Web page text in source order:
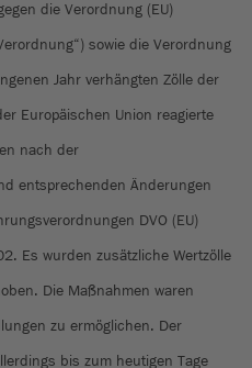
die Verordnung (EU)
sowie die Verordnung
Jahr verhängten Zölle der
Europäischen Union reagierte
nach der
entsprechenden Änderungen
DVO (EU)
Es wurden zusätzliche Wertzölle
Die Maßnahmen waren
zu ermöglichen. Der
bis zum heutigen Tage